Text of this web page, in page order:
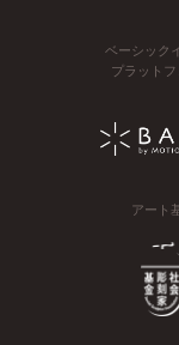
ベーシック
プラット
アート